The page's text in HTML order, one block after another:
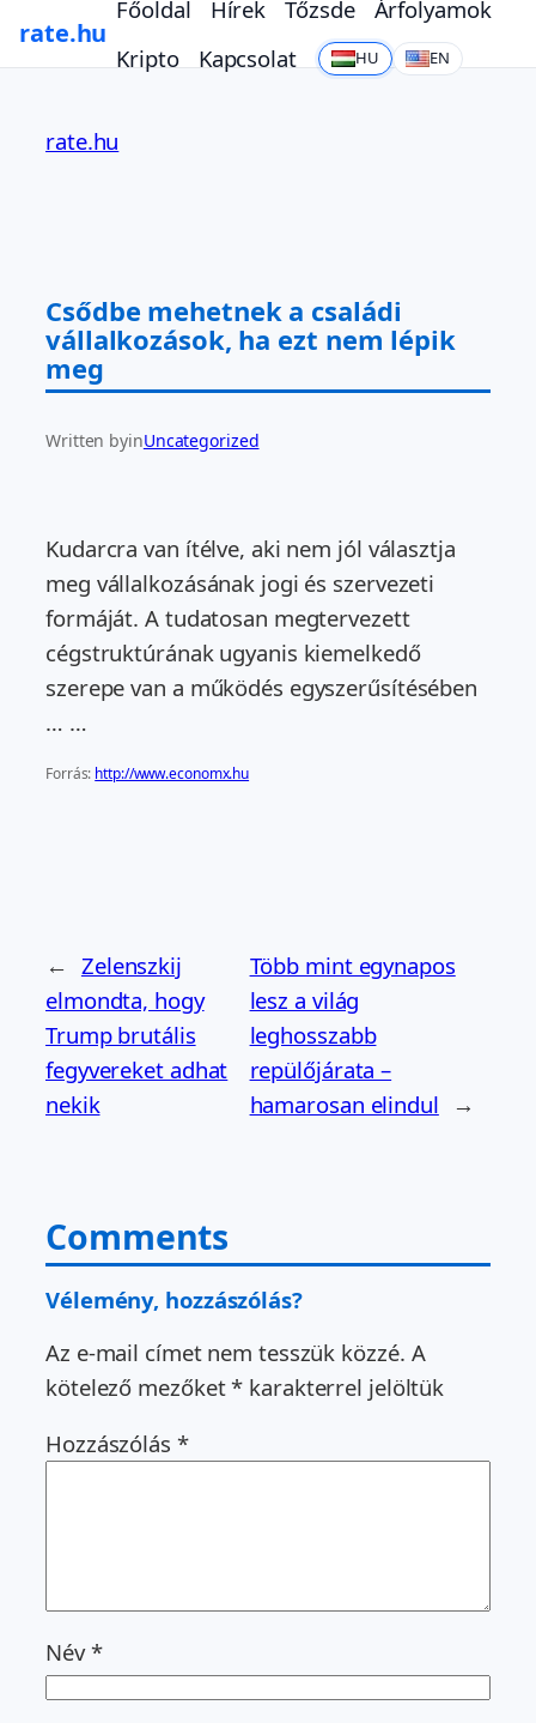
rate.hu
Főoldal Hírek Tőzsde
Árfolyamok
Kripto
Kapcsolat HU EN
tartalomhoz
rate.hu
Csődbe mehetnek a családi
vállalkozások, ha ezt nem lépik
meg
Written byinUncategorized
Kudarcra van ítélve, aki nem jól választja
meg vállalkozásának jogi és szervezeti
formáját. A tudatosan megtervezett
cégstruktúrának ugyanis kiemelkedő
szerepe van a működés egyszerűsítésében
… …
Forrás: http://www.economx.hu
← Zelenszkij
elmondta, hogy
Trump brutális
fegyvereket adhat
nekik
Több mint egynapos
lesz a világ
leghosszabb
repülőjárata –
hamarosan elindul →
Comments
Vélemény, hozzászólás?
Az e-mail címet nem tesszük közzé. A
kötelező mezőket* karakterrel jelöltük
Hozzászólás *
Név*